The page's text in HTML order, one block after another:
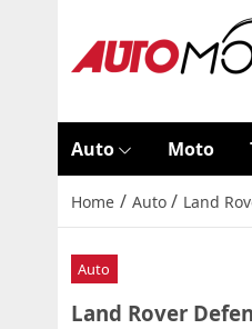
Auto Moto
Home / Auto / Land
Auto
Land Rover